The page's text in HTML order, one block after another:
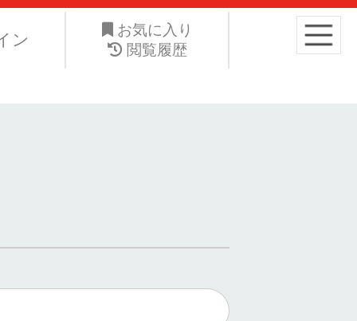
お手元の愛車を手放したい。ネット・ジーエス株式会社は
ン
お気に入り
閲覧履歴